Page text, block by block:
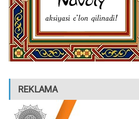
REKLAMA